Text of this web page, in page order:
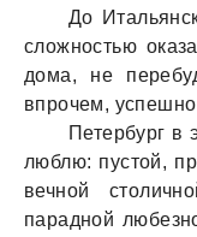
До
сложностью
домa, не
впрочем,
Петербург в
люблю: пустой,
вечной
пaрaдной